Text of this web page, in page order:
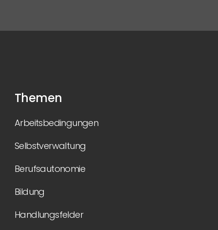
Themen
Arbeitsbedingungen
Selbstverwaltung
Berufsautonomie
Bildung
Handlungsfelder